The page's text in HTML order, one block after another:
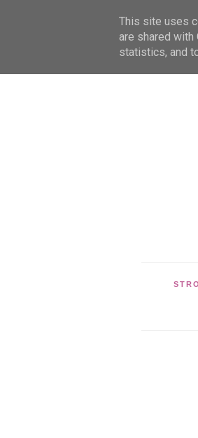
This site uses
are shared
statistics, and